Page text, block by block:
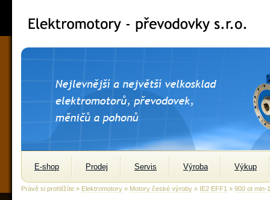
E-shop Prodej Servis Výroba Výkup
Právě si prohlížíte » Elektromotory » Motory české výroby » IE2 EFF1 » 900 ot min-1